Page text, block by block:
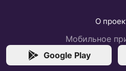
О
Мобильное
Google Play